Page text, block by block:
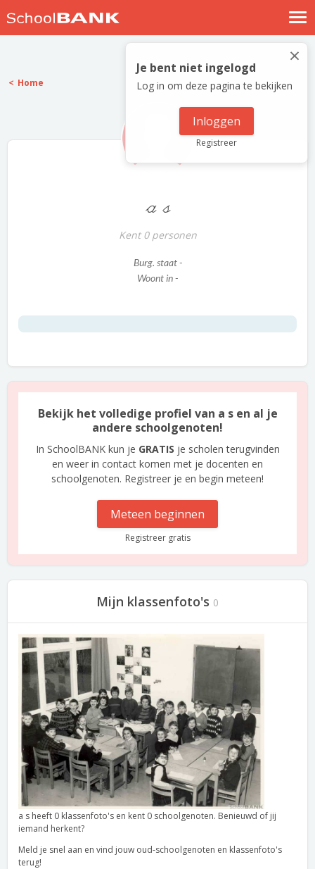
Nostalgische verhalen
Log in
Meld je gratis aan
×
Je bent niet ingelogd
Log in om deze pagina te bekijken
Inloggen
Registreer
Home
a s
Kent 0 personen
Burg. staat -
Woont in -
Bekijk het volledige profiel van a s en al je
andere schoolgenoten!
In SchoolBANK kun je GRATIS je scholen terugvinden
en weer in contact komen met je docenten en
schoolgenoten. Registreer je en begin meteen!
Meteen beginnen
Registreer gratis
Mijn klassenfoto's 0
a s heeft 0 klassenfoto's en kent 0 schoolgenoten. Benieuwd of jij
iemand herkent?
Meld je snel aan en vind jouw oud-schoolgenoten en klassenfoto's
terug!